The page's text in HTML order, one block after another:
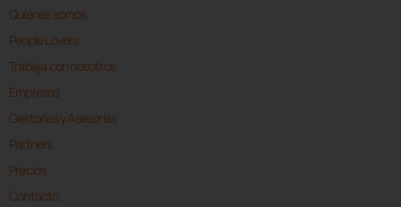
Quiénes somos
People Lovers
Trabaja con nosotros
Empresas
Gestorías y Asesorías
Partners
Precios
Contacto